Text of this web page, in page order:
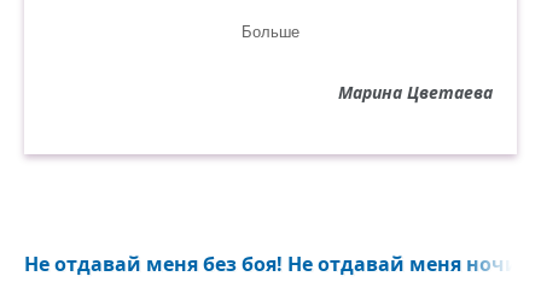
И не оттого что дружно
Почерк, — да к тому — стихи!
Нет, дружочек! — Это проще,
Мне тебя уже не надо —
Больше
Марина Цветаева
Не отдавай меня без боя! Не отдавай меня